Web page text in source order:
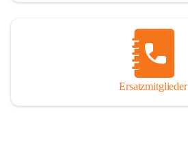
Ersatzmitglieder